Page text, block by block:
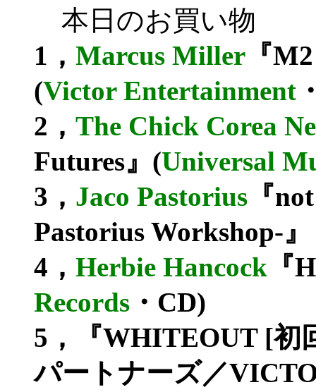
本日のお買い物
1， Marcus Miller 『
(Victor Entertainment
2， The Chick Corea
Futures』(Universal
3， Jaco Pastorius 『
Pastorius Workshop-』
4， Herbie Hancock 『
Records ・CD)
5，『WHITEOUT [初
パートナーズ／